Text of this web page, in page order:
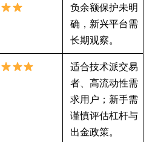
负余额保护未明
确，新兴平台需
长期观察。
适合技术派交易
者、高流动性需
求用户；新手需
谨慎评估杠杆与
出金政策。